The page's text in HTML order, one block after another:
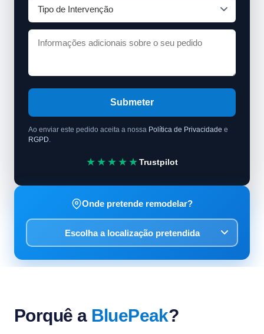
Submeter
Ao enviar este pedido aceita a nossa Política de Privacidade e
RGPD
★★★★★Trustpilot
Onde pretende remodelar?
Porquê a BluePeak?